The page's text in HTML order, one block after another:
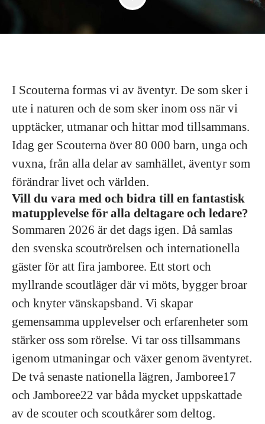
I Scouterna formas vi av äventyr. De som sker i
ute i naturen och de som sker inom oss när vi
upptäcker, utmanar och hittar mod tillsammans.
Idag ger Scouterna över 80 000 barn, unga och
vuxna, från alla delar av samhället, äventyr som
förändrar livet och världen.
Vill du vara med och bidra till en fantastisk
matupplevelse för alla deltagare och ledare?
Sommaren 2026 är det dags igen. Då samlas
den svenska scoutrörelsen och internationella
gäster för att fira jamboree. Ett stort och
myllrande scoutläger där vi möts, bygger broar
och knyter vänskapsband. Vi skapar
gemensamma upplevelser och erfarenheter som
stärker oss som rörelse. Vi tar oss tillsammans
igenom utmaningar och växer genom äventyret.
De två senaste nationella lägren, Jamboree17
och Jamboree22 var båda mycket uppskattade
av de scouter och scoutkårer som deltog.